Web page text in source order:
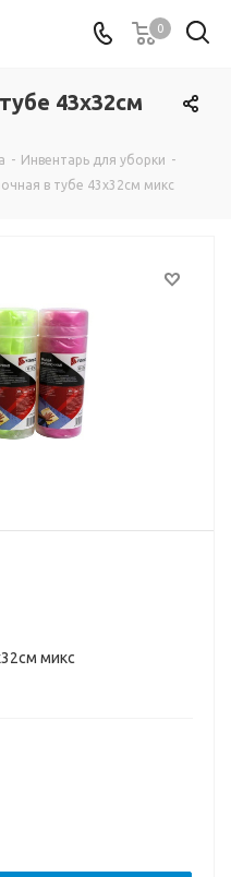
0
43х32см
- Инвентарь для уборки -
в тубе 43х32см микс
микс